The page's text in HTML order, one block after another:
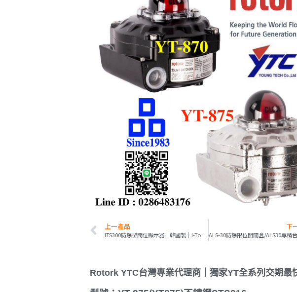
上一產品
ITS300防爆型閥位顯示器｜韓國製｜i-Tork台灣獨家總代理DDD Co.
下
Rotork YTC台灣專業代理商｜獨家YT全系列交期最